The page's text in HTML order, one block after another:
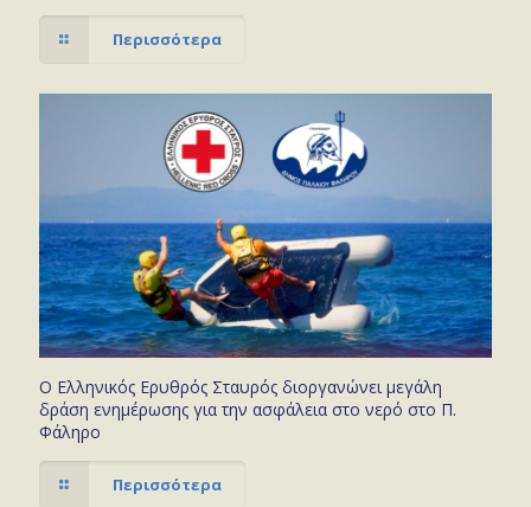
Περισσότερα
Ο Ελληνικός Ερυθρός Σταυρός διοργανώνει μεγάλη
δράση ενημέρωσης για την ασφάλεια στο νερό στο Π.
Φάληρο
Περισσότερα